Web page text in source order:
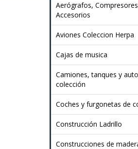
Aerógrafos,
Accesorios
Aviones Coleccion Herpa
Cajas de musica
Camiones, tanques y
colección
Coches y furgonetas de
Construcción Ladrillo
Construcciones de